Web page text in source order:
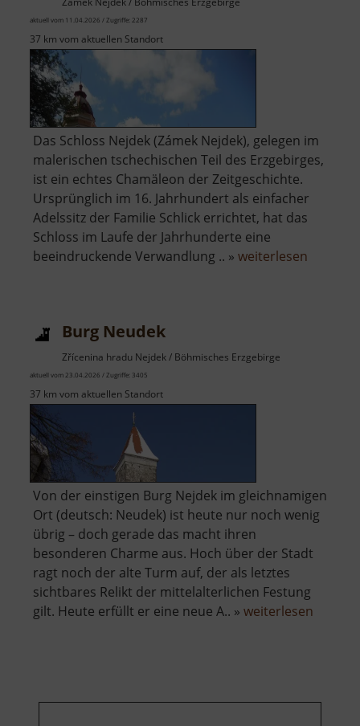
aktuell vom 11.04.2026 / Zugriffe: 2287
37 km vom aktuellen Standort
Das Schloss Nejdek (Zámek Nejdek), gelegen im
malerischen tschechischen Teil des Erzgebirges,
ist ein echtes Chamäleon der Zeitgeschichte.
Ursprünglich im 16. Jahrhundert als einfacher
Adelssitz der Familie Schlick errichtet, hat das
Schloss im Laufe der Jahrhunderte eine
beeindruckende Verwandlung .. » weiterlesen
Burg Neudek
Zřícenina hradu Nejdek / Böhmisches Erzgebirge
aktuell vom 23.04.2026 / Zugriffe: 3405
37 km vom aktuellen Standort
Von der einstigen Burg Nejdek im gleichnamigen
Ort (deutsch: Neudek) ist heute nur noch wenig
übrig – doch gerade das macht ihren
besonderen Charme aus. Hoch über der Stadt
ragt noch der alte Turm auf, der als letztes
sichtbares Relikt der mittelalterlichen Festung
gilt. Heute erfüllt er eine neue A.. » weiterlesen